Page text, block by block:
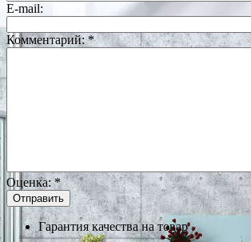
E-mail:
Комментарий:*
Оценка:*
Гарантия качества на товар